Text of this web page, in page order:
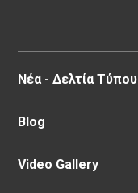
Νέα - Δελτία Τύπου
Blog
Video Gallery